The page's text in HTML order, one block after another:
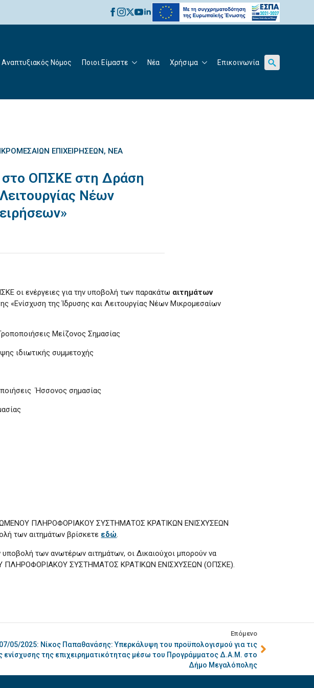
Αναπτυξιακός Νόμος Ποιοι Είμαστε Νέα Χρήσιμα Επικοινωνία
for:
ΕΠΙΧΕΙΡΉΣΕΩΝ ΝΈΑ
στο ΟΠΣΚΕ στη Δράση
Νέων
οι ενέργειες για την υποβολή των παρακάτω αιτημάτων
«Ενίσχυση της Ίδρυσης και Λειτουργίας Νέων Μικρομεσαίων
Μείζονος Σημασίας
ιδιωτικής συμμετοχής
Ήσσονος σημασίας
ΠΛΗΡΟΦΟΡΙΑΚΟΥ ΣΥΣΤΗΜΑΤΟΣ ΚΡΑΤΙΚΩΝ ΕΝΙΣΧΥΣΕΩΝ
των αιτημάτων βρίσκετε εδώ.
των ανωτέρων αιτημάτων, οι Δικαιούχοι μπορούν να
ΣΥΣΤΗΜΑΤΟΣ ΚΡΑΤΙΚΩΝ ΕΝΙΣΧΥΣΕΩΝ (ΟΠΣΚΕ).
Επόμενο
07/05/2025: Νίκος Παπαθανάσης: Υπερκάλυψη του προϋπολογισμού για τις
ενίσχυσης της επιχειρηματικότητας μέσω του Προγράμματος Δ.Α.Μ. στο
Δήμο Μεγαλόπολης